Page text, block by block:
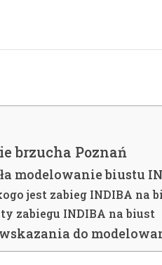
brzucha Poznań
modelowanie biustu
jest zabieg INDIBA na
zabiegu INDIBA na biust
do